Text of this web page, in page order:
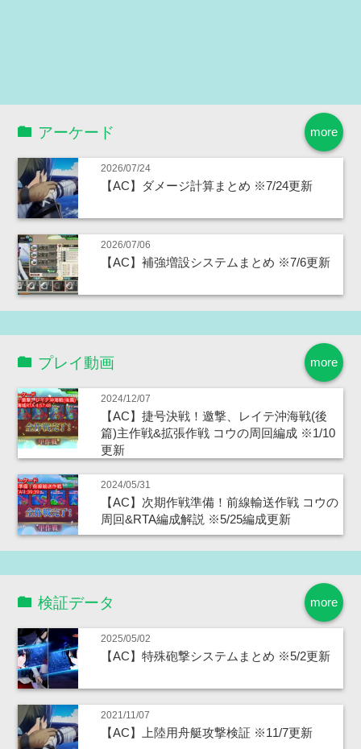
more
アーケード
2026/07/24
【AC】ダメージ計算まとめ ※7/24更新
2026/07/06
【AC】補強増設システムまとめ ※7/6更新
more
プレイ動画
2024/12/07
【AC】捷号決戦！邀撃、レイテ沖海戦(後
篇)主作戦&拡張作戦 コウの周回編成 ※1/10
更新
2024/05/31
【AC】次期作戦準備！前線輸送作戦 コウの
周回&RTA編成解説 ※5/25編成更新
more
検証データ
2025/05/02
【AC】特殊砲撃システムまとめ ※5/2更新
2021/11/07
【AC】上陸用舟艇攻撃検証 ※11/7更新